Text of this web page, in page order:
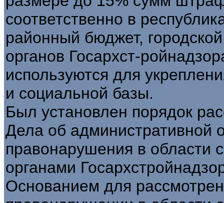
соответственно в
районный бюджет,
органов Госархст-
используются для
и социальной базы.
Был установлен порядок
Дела об административной
правонарушения в области
органами
Основанием для